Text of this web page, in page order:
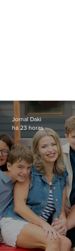
Jornal Daki
há 23 horas